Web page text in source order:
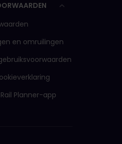
en omruilingen
Planner-app